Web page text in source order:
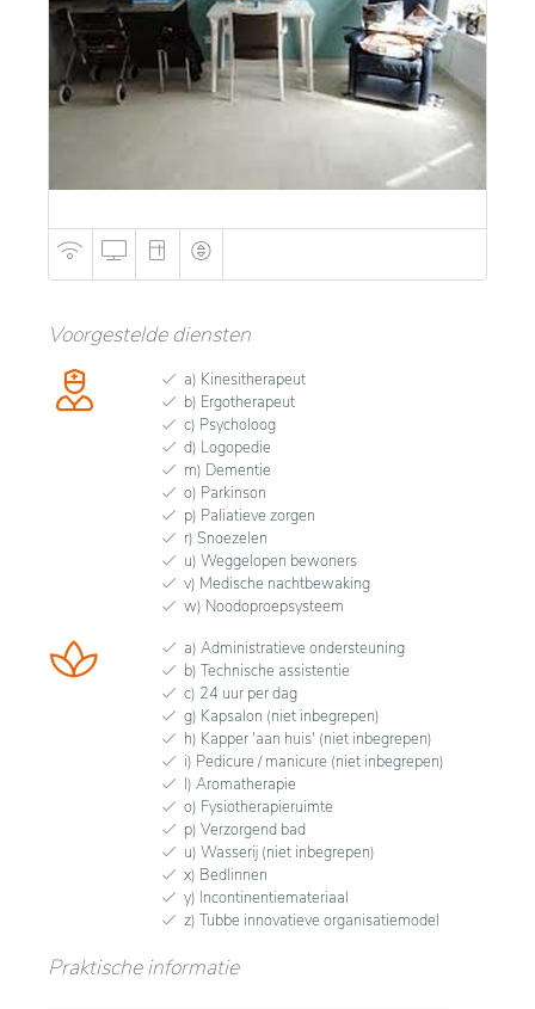
Voorgestelde diensten
a) Kinesitherapeut
b) Ergotherapeut
c) Psycholoog
d) Logopedie
m) Dementie
o) Parkinson
p) Paliatieve zorgen
r) Snoezelen
u) Weggelopen bewoners
v) Medische nachtbewaking
w) Noodoproepsysteem
a) Administratieve ondersteuning
b) Technische assistentie
c) 24 uur per dag
g) Kapsalon (niet inbegrepen)
h) Kapper 'aan huis' (niet inbegrepen)
i) Pedicure / manicure (niet inbegrepen)
l) Aromatherapie
o) Fysiotherapieruimte
p) Verzorgend bad
u) Wasserij (niet inbegrepen)
x) Bedlinnen
y) Incontinentiemateriaal
z) Tubbe innovatieve organisatiemodel
Praktische informatie